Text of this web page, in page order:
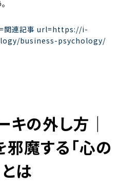
連記事 url=https://i-
business-psychology/
キの外し方｜
邪魔する「心の
は